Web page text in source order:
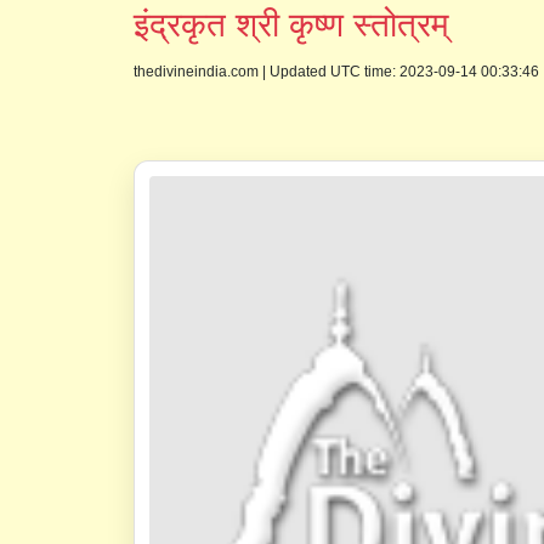
इंद्रकृत श्री कृष्ण स्तोत्रम्
thedivineindia.com Updated UTC time: 2023-09-14 00:33:46